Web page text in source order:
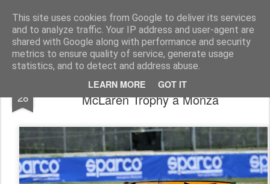
This site uses cookies from Google to deliver its services
and to analyze traffic. Your IP address and user-agent are
shared with Google along with performance and security
metrics to ensure quality of service, generate usage
statistics, and to detect and address abuse.
LEARN MORE GOT IT
AutoMotoCorse. Motorsport Random News 280912
28
Raptor Engineering pronta all’esordio nel
McLaren Trophy a Monza